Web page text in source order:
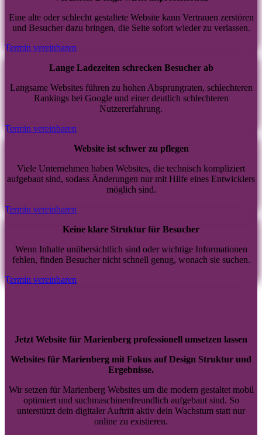
Eine alte oder schlecht gestaltete Website kann Vertrauen zerstören
und Besucher dazu bringen, die Seite sofort wieder zu verlassen.
Termin vereinbaren
Lange Ladezeiten schrecken Besucher ab
Langsame Websites führen zu hohen Absprungraten, schlechteren
Rankings bei Google und einer deutlich schlechteren
Nutzererfahrung.
Termin vereinbaren
Website ist schwer zu pflegen
Viele Unternehmen haben Websites, die technisch kompliziert
aufgebaut sind, sodass Änderungen nur mit Hilfe eines Entwicklers
möglich sind.
Termin vereinbaren
Keine klare Struktur für Besucher
Wenn Inhalte unübersichtlich sind oder wichtige Informationen
fehlen, finden Besucher nicht schnell genug, wonach sie suchen.
Termin vereinbaren
Jetzt Website für Marienberg professionell umsetzen lassen
Websites für Marienberg mit Fokus auf Design Struktur und
Ergebnisse.
Wir setzen für Marienberg Websites um die modern gestaltet mobil
optimiert und suchmaschinenfreundlich aufgebaut sind. So
unterstützt dein digitaler Auftritt aktiv dein Wachstum statt nur
online zu existieren.